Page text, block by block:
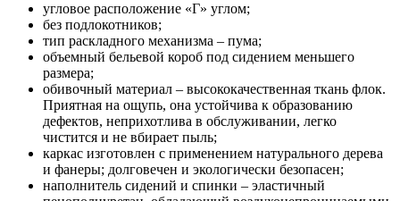
угловое расположение «Г» углом;
без подлокотников;
тип раскладного механизма – пума;
объемный бельевой короб под сидением меньшего
размера;
обивочный материал – высококачественная ткань флок.
Приятная на ощупь, она устойчива к образованию
дефектов, неприхотлива в обслуживании, легко
чистится и не вбирает пыль;
каркас изготовлен с применением натурального дерева
и фанеры; долговечен и экологически безопасен;
наполнитель сидений и спинки – эластичный